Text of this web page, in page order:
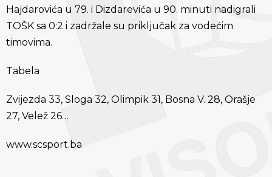
Hajdarovića u 79. i Dizdarevića u 90. minuti nadigrali
TOŠK sa 0:2 i zadržale su priključak za vodećim
timovima.
Tabela
Zvijezda 33, Sloga 32, Olimpik 31, Bosna V. 28, Orašje
27, Velež 26…
www.scsport.ba